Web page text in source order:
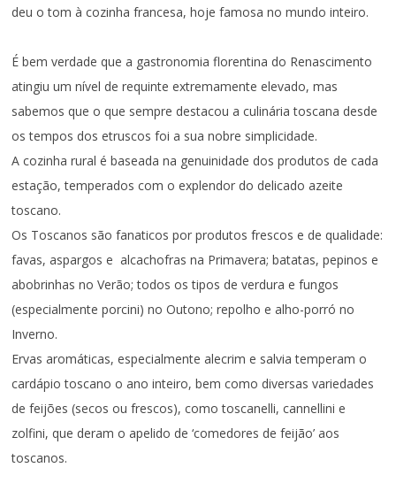
deu o tom à cozinha francesa, hoje famosa no mundo inteiro.
É bem verdade que a gastronomia florentina do Renascimento
atingiu um nível de requinte extremamente elevado, mas
sabemos que o que sempre destacou a culinária toscana desde
os tempos dos etruscos foi a sua nobre simplicidade.
A cozinha rural é baseada na genuinidade dos produtos de cada
estação, temperados com o explendor do delicado azeite
toscano.
Os Toscanos são fanaticos por produtos frescos e de qualidade:
favas, aspargos e alcachofras na Primavera; batatas, pepinos e
abobrinhas no Verão; todos os tipos de verdura e fungos
(especialmente porcini) no Outono; repolho e alho-porró no
Inverno.
Ervas aromáticas, especialmente alecrim e salvia temperam o
cardápio toscano o ano inteiro, bem como diversas variedades
de feijões (secos ou frescos), como toscanelli, cannellini e
zolfini, que deram o apelido de ‘comedores de feijão’ aos
toscanos.